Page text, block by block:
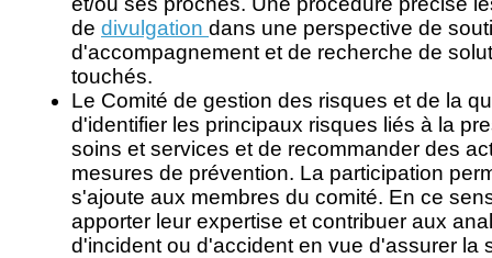
de divulgation dans une perspective de
d'accompagnement et de recherche de
touchés.
Le Comité de gestion des risques et de la
d'identifier les principaux risques liés à la
soins et services et de recommander des
mesures de prévention. La participation
s'ajoute aux membres du comité. En ce
apporter leur expertise et contribuer aux
d'incident ou d'accident en vue d'assurer la